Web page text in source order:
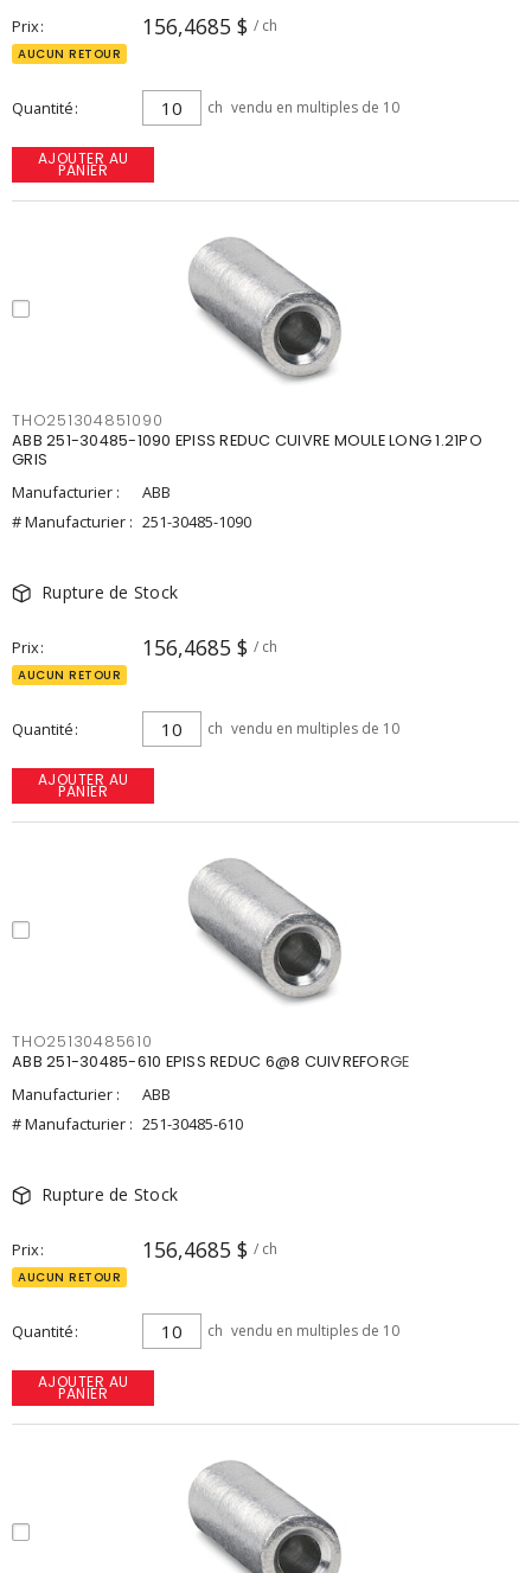
Prix 156,4685 $ / ch
AUCUN RETOUR
Quantité ch vendu en multiples de 10
AJOUTER AU
PANIER
THO251304851090
ABB 251-30485-1090 EPISS REDUC CUIVRE MOULE LONG 1.21PO
GRIS
Manufacturier :
ABB
# Manufacturier : 251-30485-1090
Rupture de Stock
Prix 156,4685 $ / ch
AUCUN RETOUR
Quantité ch vendu en multiples de 10
AJOUTER AU
PANIER
THO25130485610
ABB 251-30485-610 EPISS REDUC 6@8 CUIVREFORGE
Manufacturier :
ABB
# Manufacturier : 251-30485-610
Rupture de Stock
Prix 156,4685 $ / ch
AUCUN RETOUR
Quantité ch vendu en multiples de 10
AJOUTER AU
PANIER